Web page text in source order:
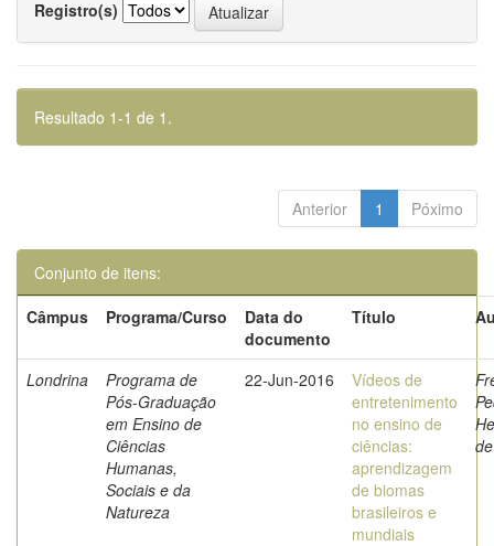
Registro(s)
Resultado 1-1 de 1.
Anterior 1 Póximo
Conjunto de itens:
Câmpus
Programa/Curso
Data do
documento
Título
Londrina
Programa de
Pós-Graduação
em Ensino de
Ciências
Humanas,
Sociais e da
Natureza
22-Jun-2016
Vídeos de
entretenimento
no ensino de
ciências:
aprendizagem
de biomas
brasileiros e
mundiais
de